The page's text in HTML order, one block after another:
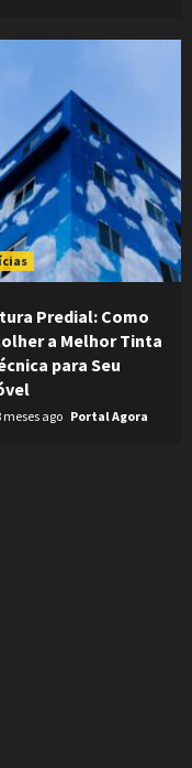
Predial: Como
a Melhor Tinta
para Seu
meses ago Portal Agora